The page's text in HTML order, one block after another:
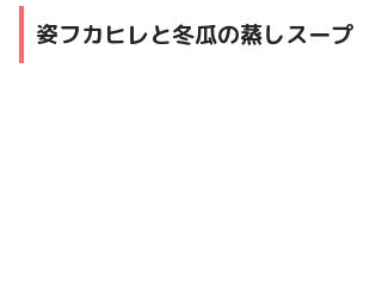
姿フカヒレと冬瓜の蒸しスープ